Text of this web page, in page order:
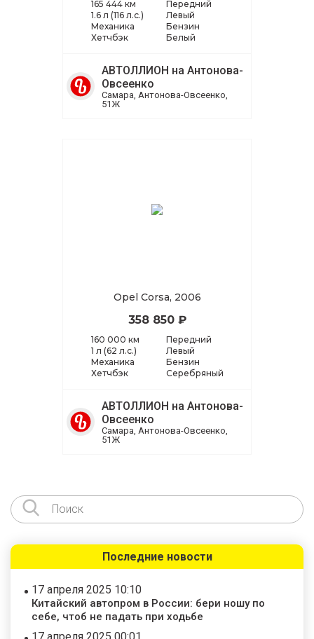
165 444 км
1.6 л (116 л.с.)
Механика
Хетчбэк
Передний
Левый
Бензин
Белый
АВТОЛЛИОН на Антонова-
Овсеенко
Самара, Антонова-Овсеенко,
51Ж
Opel Corsa, 2006
358 850 ₽
160 000 км
1 л (62 л.с.)
Механика
Хетчбэк
Передний
Левый
Бензин
Серебряный
АВТОЛЛИОН на Антонова-
Овсеенко
Самара, Антонова-Овсеенко,
51Ж
Последние новости
17 апреля 2025 10:10
Китайский автопром в России: бери ношу по
себе, чтоб не падать при ходьбе
17 апреля 2025 00:01